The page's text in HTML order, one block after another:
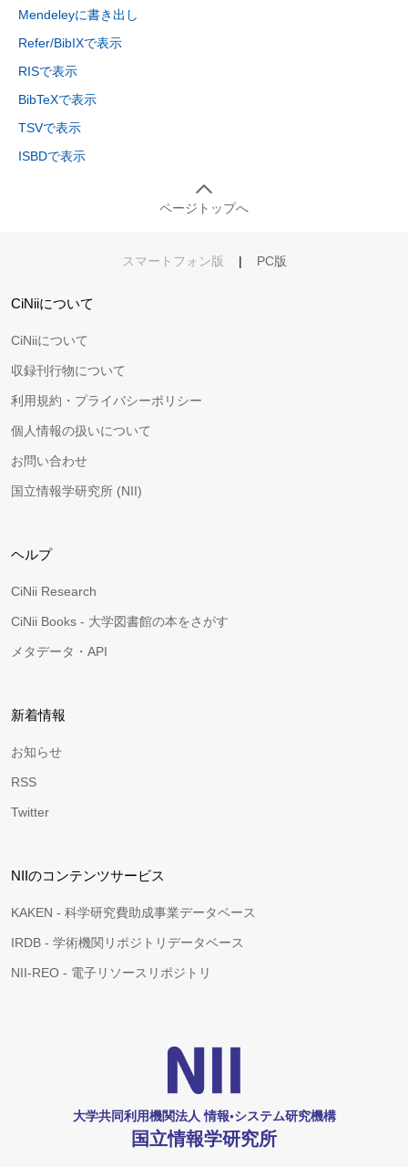
Mendeleyに書き出し
Refer/BibIXで表示
RISで表示
BibTeXで表示
TSVで表示
ISBDで表示
ページトップへ
スマートフォン版 | PC版
CiNiiについて
CiNiiについて
収録刊行物について
利用規約・プライバシーポリシー
個人情報の扱いについて
お問い合わせ
国立情報学研究所 (NII)
ヘルプ
CiNii Research
CiNii Books - 大学図書館の本をさがす
メタデータ・API
新着情報
お知らせ
RSS
Twitter
NIIのコンテンツサービス
KAKEN - 科学研究費助成事業データベース
IRDB - 学術機関リポジトリデータベース
NII-REO - 電子リソースリポジトリ
大学共同利用機関法人 情報•システム研究機構
国立情報学研究所